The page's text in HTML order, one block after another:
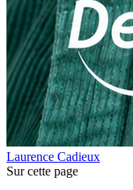
Laurence Cadieux
Sur cette page